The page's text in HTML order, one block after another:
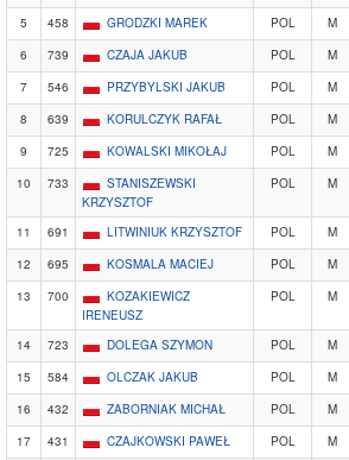
5
458 GRODZKI MAREK POL M
6
739 CZAJA JAKUB POL M
7
546 PRZYBYLSKI JAKUB POL M
8
639 KORULCZYK RAFAŁ POL M
9
725 KOWALSKI MIKOŁAJ POL M
10
733
STANISZEWSKI
KRZYSZTOF
POL M
11 691 LITWINIUK KRZYSZTOF POL M
12
695 KOSMALA MACIEJ POL M
13
700
KOZAKIEWICZ
IRENEUSZ
POL M
14 723 DOLEGA SZYMON POL M
15
584 OLCZAK JAKUB POL M
16
432 ZABORNIAK MICHAŁ POL M
17
431 CZAJKOWSKI PAWEŁ POL M